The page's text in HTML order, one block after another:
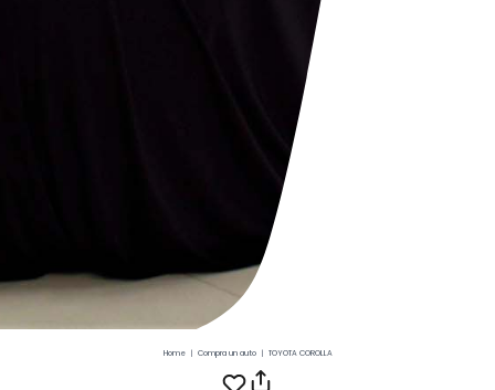
Home | Compra un auto | TOYOTA COROLLA